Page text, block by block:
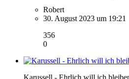
Robert
30. August 2023 um 19:21
356
0